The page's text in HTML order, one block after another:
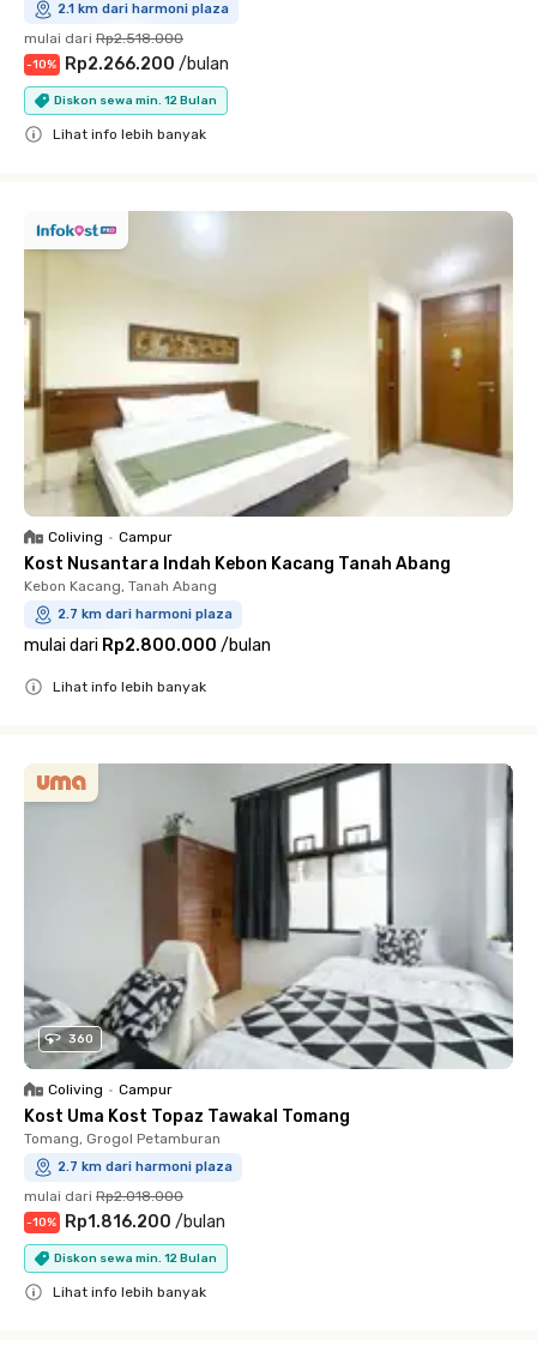
2.1 km dari harmoni plaza
mulai dari Rp2.518.000
-10% Rp2.266.200 /bulan
Diskon sewa min. 12 Bulan
Lihat info lebih banyak
Coliving • Campur
Kost Nusantara Indah Kebon Kacang Tanah Abang
Kebon Kacang, Tanah Abang
2.7 km dari harmoni plaza
mulai dari Rp2.800.000 /bulan
Lihat info lebih banyak
360
Coliving • Campur
Kost Uma Kost Topaz Tawakal Tomang
Tomang, Grogol Petamburan
2.7 km dari harmoni plaza
mulai dari Rp2.018.000
-10% Rp1.816.200 /bulan
Diskon sewa min. 12 Bulan
Lihat info lebih banyak